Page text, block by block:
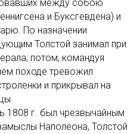
между собою
и Буксгевдена) и
По назначении
Толстой занимал при
потом, командуя
походе тревожил
и прикрывал на
1808 г. был чрезвычайным
Наполеона, Толстой